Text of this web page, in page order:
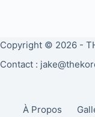
Copyright © 2026 -
Contact :
À Propos